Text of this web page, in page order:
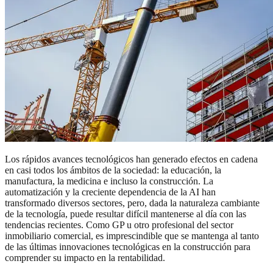
Los rápidos avances tecnológicos han generado efectos en cadena
en casi todos los ámbitos de la sociedad: la educación, la
manufactura, la medicina e incluso la construcción. La
automatización y la creciente dependencia de la AI han
transformado diversos sectores, pero, dada la naturaleza cambiante
de la tecnología, puede resultar difícil mantenerse al día con las
tendencias recientes. Como GP u otro profesional del sector
inmobiliario comercial, es imprescindible que se mantenga al tanto
de las últimas innovaciones tecnológicas en la construcción para
comprender su impacto en la rentabilidad.